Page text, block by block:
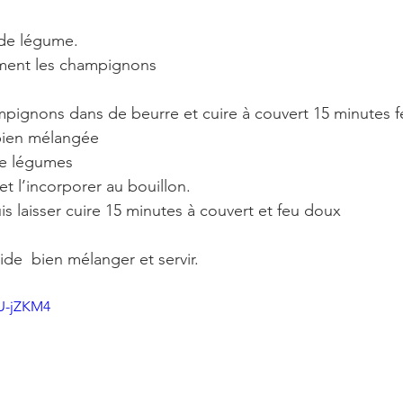
dans de beurre et cuire à couvert 15 minutes
mélangée
légumes
l’incorporer au bouillon.
laisser cuire 15 minutes à couvert et feu doux
bien mélanger et servir.
jZKM4